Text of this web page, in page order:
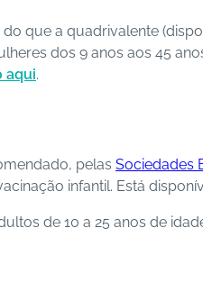
que a quadrivalente
dos 9 anos aos 45
aqui.
pelas Sociedades
infantil. Está
de 10 a 25 anos de